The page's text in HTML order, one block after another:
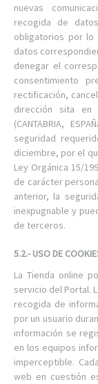
nuevas
recogida de
obligatorios por lo
datos
denegar el
consentimiento
rectificación,
dirección sita en
(CANTABRIA,
seguridad
diciembre, por el
Ley Orgánica 15/
de carácter
anterior, la
inexpugnable y
de terceros.
5.2.- USO DE
La Tienda online
servicio del Portal.
recogida de
por un usuario
información se
en los equipos
imperceptible.
web en cuestión